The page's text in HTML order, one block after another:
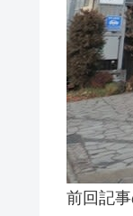
前回記